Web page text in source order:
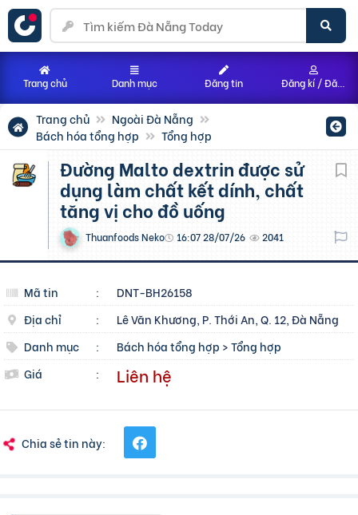
Trang chủ
Ngoài Đà Nẵng
Bách hóa tổng hợp
Tổng hợp
đường Malto dextrin được sử
dụng làm chất kết dính, chất
tăng vị cho đồ uống
Thuanfoods Neko 16:07 28/07/26 2041
Mã tin :
DNT-BH26158
Địa chỉ
:
Lê Văn Khương, P. Thới An, Q. 12, Đà Nẵng
Danh mục
: Bách hóa tổng hợp >Tổng hợp
Giá
: Liên hệ
Chia sẻ tin này:
Trang chủ Danh mục Đăng tin